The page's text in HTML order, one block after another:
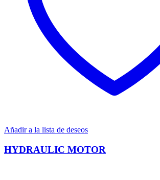
Añadir a la lista de deseos
HYDRAULIC MOTOR